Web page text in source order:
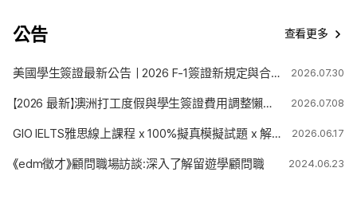
公告 查看更多
美國學生簽證最新公告｜2026 F-1簽證新規定與合法停留期限變更解析 2026.07.30
【2026 最新】澳洲打工度假與學生簽證費用調整懶人包 2026.07.08
GIO IELTS雅思線上課程 x 100%擬真模擬試題 x 解題技巧 2026.06.17
《edm徵才》顧問職場訪談:深入了解留遊學顧問職 2024.06.23